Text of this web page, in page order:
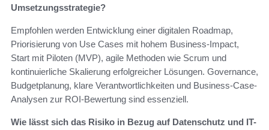
Umsetzungsstrategie?
Empfohlen werden Entwicklung einer digitalen Roadmap,
Priorisierung von Use Cases mit hohem Business-Impact,
Start mit Piloten (MVP), agile Methoden wie Scrum und
kontinuierliche Skalierung erfolgreicher Lösungen. Governance,
Budgetplanung, klare Verantwortlichkeiten und Business-Case-
Analysen zur ROI-Bewertung sind essenziell.
Wie lässt sich das Risiko in Bezug auf Datenschutz und IT-